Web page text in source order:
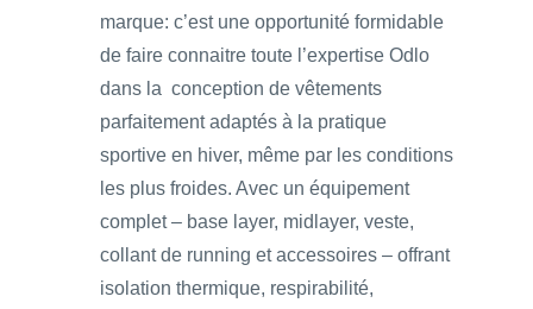
marque: c’est une opportunité formidable
de faire connaitre toute l’expertise Odlo
dans la conception de vêtements
parfaitement adaptés à la pratique
sportive en hiver, même par les conditions
les plus froides. Avec un équipement
complet – base layer, midlayer, veste,
collant de running et accessoires – offrant
isolation thermique, respirabilité,